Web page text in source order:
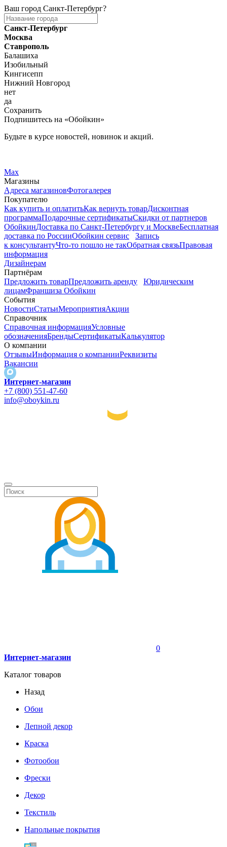
Ваш город Санкт-Петербург?
Санкт-Петербург
Москва
Ставрополь
Балашиха
Изобильный
Кингисепп
Нижний Новгород
нет
да
Сохранить
Подпишитесь на «Обойкин»
Будьте в курсе новостей, новинок и акций.
Max
Магазины
Адреса магазиновФотогалерея
Покупателю
Как купить и оплатитьКак вернуть товарДисконтная
программаПодарочные сертификатыСкидки от партнеров
ОбойкинДоставка по Санкт-Петербургу и МосквеБесплатная
доставка по РоссииОбойкин сервис
Запись
к консультантуЧто-то пошло не такОбратная связьПравовая
информация
Дизайнерам
Партнёрам
Предложить товарПредложить аренду
Юридическим
лицамФраншиза Обойкин
События
НовостиСтатьиМероприятияАкции
Справочник
Справочная информацияУсловные
обозначенияБрендыСертификатыКалькулятор
О компании
ОтзывыИнформация о компанииРеквизиты
Вакансии
Интернет-магазин
+7 (800) 551-47-60
info@oboykin.ru
0
Интернет-магазин
Каталог товаров
Назад
Обои
Лепной декор
Краска
Фотообои
Фрески
Декор
Текстиль
Напольные покрытия